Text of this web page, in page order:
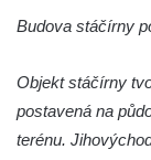
Dům čp.
Dům čp.
Dům čp. 10
Budova stáčírny
Objekt stáčírny
postavená na
terénu.